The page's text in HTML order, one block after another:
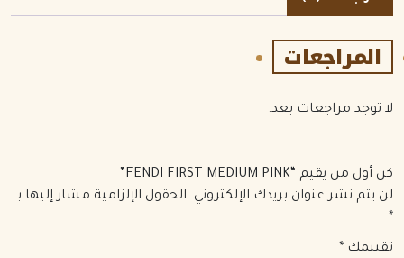
المراجعات
لا توجد مراجعات بعد.
كن أول من يقيم “FENDI FIRST MEDIUM PINK”
لن يتم نشر عنوان بريدك الإلكتروني. الحقول الإلزامية مشار إليها بـ
*
تقييمك *